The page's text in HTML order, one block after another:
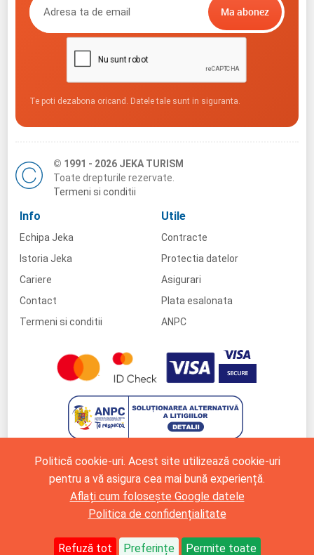
Politică cookie-uri. Acest site utilizează cookie-uri
pentru a vă asigura cea mai bună experiență.
Aflați cum folosește Google datele
Politica de confidențialitate
Refuză tot Preferințe Permite toate
Te poti dezabona oricand. Datele tale sunt in siguranta.
© 1991 - 2026 JEKA TURISM
Toate drepturile rezervate.
Termeni si conditii
Info
Echipa Jeka
Istoria Jeka
Cariere
Contact
Termeni si conditii
Utile
Contracte
Protectia datelor
Asigurari
Plata esalonata
ANPC